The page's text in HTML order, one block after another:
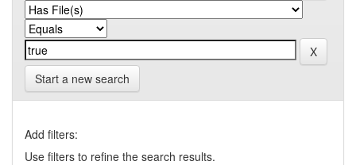
Start a new search
Add filters:
Use filters to refine the search results.